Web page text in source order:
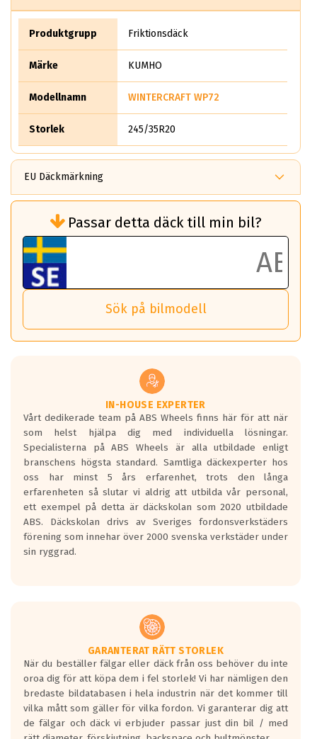
Produktgrupp Friktionsdäck
Märke KUMHO
Modellnamn WINTERCRAFT WP72
Storlek 245/35R20
EU Däckmärkning
bränsleförbrukningen)
Det ska vara en betygsskala från klass A
till G för rullmotstånd.
Ett klass A däck kommer ha 6,5% bättre
bränsleförbrukning än ett klass G däck.
Det betyder att om man kör 10,000 km,
så sparar man 50 liter bränsle med ett
vilken körstil du använder.
Våtgrepp egenskaper:
Betygsskalan är satt A till F. Där A påvisar
den kortaste bromssträckan och F är den
längsta.
Inga D eller G betyg delas ut för
personbilar och lätta lastbilar.
Betyget sätts efter ett test där däcken
skall bromsa in på en väg där det ligger
0.5-1.5 mm vatten.
I 80km/h kommer skillnaden på
Vid körning i över 50km/h brukar
rullmotståndets ljud överträffa
motorljudet.
På däckmärkningen kommer det finnas
en symbol av ett däck med vågar. Hög
bullernivå markeras med svarta vågor
medans de vita vågorna påvisar om det är
Passar detta däck till min bil?
Sök på bilmodell
IN-HOUSE EXPERTER
Vårt dedikerade team på ABS Wheels finns här för att när
som helst hjälpa dig med individuella lösningar.
Specialisterna på ABS Wheels är alla utbildade enligt
branschens högsta standard. Samtliga däckexperter hos
oss har minst 5 års erfarenhet, trots den långa
erfarenheten så slutar vi aldrig att utbilda vår personal,
ett exempel på detta är däckskolan som 2020 utbildade
ABS. Däckskolan drivs av Sveriges fordonsverkstäders
förening som innehar över 2000 svenska verkstäder under
sin ryggrad.
GARANTERAT RÄTT STORLEK
När du beställer fälgar eller däck från oss behöver du inte
oroa dig för att köpa dem i fel storlek! Vi har nämligen den
bredaste bildatabasen i hela industrin när det kommer till
vilka mått som gäller för vilka fordon. Vi garanterar dig att
de fälgar och däck vi erbjuder passar just din bil / med